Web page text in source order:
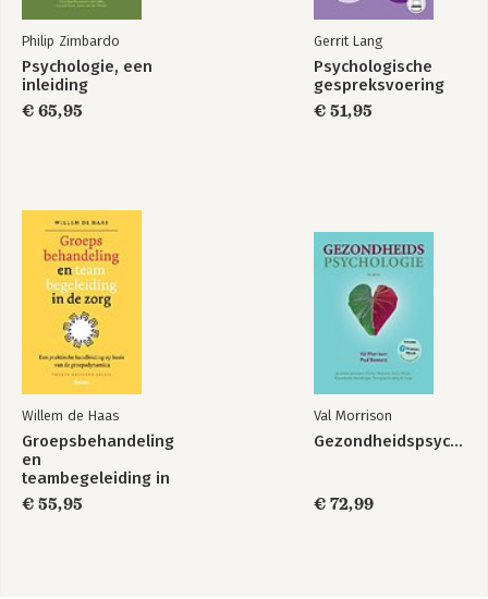
Philip Zimbardo
Psychologie, een
inleiding
€ 65,95
Gerrit Lang
Psychologische
gespreksvoering
€ 51,95
Willem de Haas
Groepsbehandeling
en
teambegeleiding in
de zorg
€ 55,95
Val Morrison
Gezondheidspsychologie
€ 72,99